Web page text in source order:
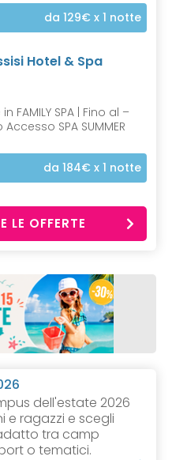
da 129€ x 1 notte
Hotel & Spa
FAMILY SPA | Fino al –
SPA SUMMER
da 184€ x 1 notte
LE OFFERTE
dell'estate 2026
e ragazzi e scegli
tra camp
o tematici.